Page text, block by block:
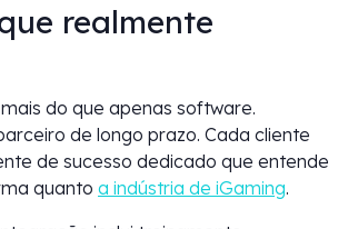
realmente
do que apenas software.
de longo prazo. Cada cliente
de sucesso dedicado que entende
quanto a indústria de iGaming.